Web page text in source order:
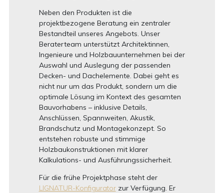
Neben den Produkten ist die
projektbezogene Beratung ein zentraler
Bestandteil unseres Angebots. Unser
Beraterteam unterstützt Architektinnen,
Ingenieure und Holzbauunternehmen bei der
Auswahl und Auslegung der passenden
Decken- und Dachelemente. Dabei geht es
nicht nur um das Produkt, sondern um die
optimale Lösung im Kontext des gesamten
Bauvorhabens – inklusive Details,
Anschlüssen, Spannweiten, Akustik,
Brandschutz und Montagekonzept. So
entstehen robuste und stimmige
Holzbaukonstruktionen mit klarer
Kalkulations- und Ausführungssicherheit.
Für die frühe Projektphase steht der
LIGNATUR-Konfiguratorzur Verfügung. Er